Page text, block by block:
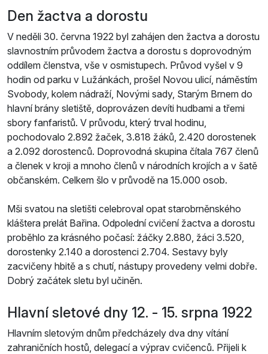
Den žactva a dorostu
V neděli 30. června 1922 byl zahájen den žactva a dorostu
slavnostním průvodem žactva a dorostu s doprovodným
oddílem členstva, vše v osmistupech. Průvod vyšel v 9
hodin od parku v Lužánkách, prošel Novou ulicí, náměstím
Svobody, kolem nádraží, Novými sady, Starým Brnem do
hlavní brány sletiště, doprovázen devíti hudbami a třemi
sbory fanfaristů. V průvodu, který trval hodinu,
pochodovalo 2.892 žaček, 3.818 žáků, 2.420 dorostenek
a 2.092 dorostenců. Doprovodná skupina čítala 767 členů
a členek v kroji a mnoho členů v národních krojích a v šatě
občanském. Celkem šlo v průvodě na 15.000 osob.
Mši svatou na sletišti celebroval opat starobrněnského
kláštera prelát Bařina. Odpolední cvičení žactva a dorostu
proběhlo za krásného počasí: žáčky 2.880, žáci 3.520,
dorostenky 2.140 a dorostenci 2.704. Sestavy byly
zacvičeny hbitě a s chutí, nástupy provedeny velmi dobře.
Dobrý začátek sletu byl učiněn.
Hlavní sletové dny 12. - 15. srpna 1922
Hlavním sletovým dnům předcházely dva dny vítání
zahraničních hostů, delegací a výprav cvičenců. Přijeli k